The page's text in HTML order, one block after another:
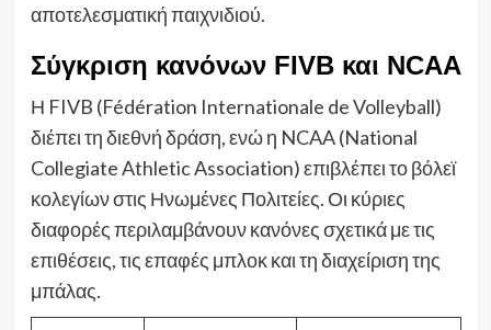
αποτελεσματική παιχνιδιού.
Σύγκριση κανόνων FIVB και NCAA
Η FIVB (Fédération Internationale de Volleyball)
διέπει τη διεθνή δράση, ενώ η NCAA (National
Collegiate Athletic Association) επιβλέπει το βόλεϊ
κολεγίων στις Ηνωμένες Πολιτείες. Οι κύριες
διαφορές περιλαμβάνουν κανόνες σχετικά με τις
επιθέσεις, τις επαφές μπλοκ και τη διαχείριση της
μπάλας.